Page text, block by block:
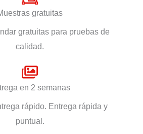
gratuitas
gratuitas para pruebas de
calidad.
en 2 semanas
rápido. Entrega rápida y
puntual.